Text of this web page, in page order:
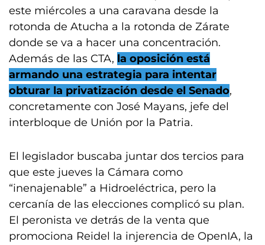
este miércoles a una caravana desde la
rotonda de Atucha a la rotonda de Zárate
donde se va a hacer una concentración.
Además de las CTA, la oposición está
armando una estrategia para intentar
obturar la privatización desde el Senado,
concretamente con José Mayans, jefe del
interbloque de Unión por la Patria.
El legislador buscaba juntar dos tercios para
que este jueves la Cámara como
“inenajenable” a Hidroeléctrica, pero la
cercanía de las elecciones complicó su plan.
El peronista ve detrás de la venta que
promociona Reidel la injerencia de OpenIA, la